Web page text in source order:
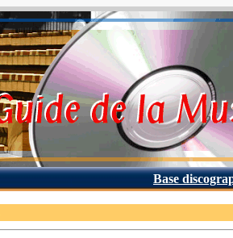
Base